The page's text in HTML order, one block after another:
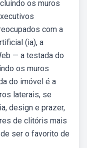
os muros
com a
(ia), a
— a testada do
os muros
do imóvel é a
laterais, se
design e prazer,
de clitóris mais
ser o favorito de